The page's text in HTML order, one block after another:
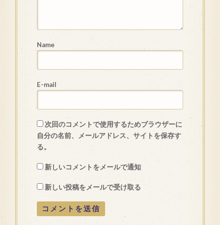
Name
E-mail
次回のコメントで使用するためブラウザーに
自分の名前、メールアドレス、サイトを保存す
る。
新しいコメントをメールで通知
新しい投稿をメールで受け取る